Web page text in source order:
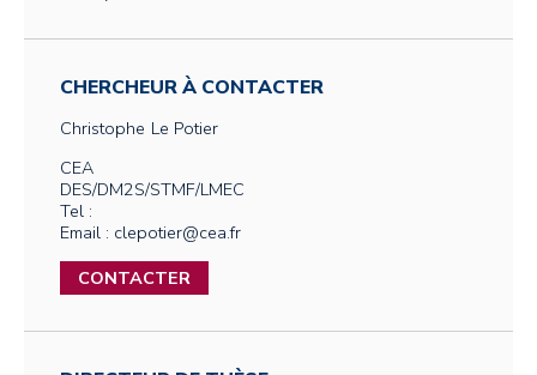
CHERCHEUR À CONTACTER
Christophe Le Potier
CEA
DES/DM2S/STMF/LMEC
Tel :
Email : clepotier@cea.fr
CONTACTER